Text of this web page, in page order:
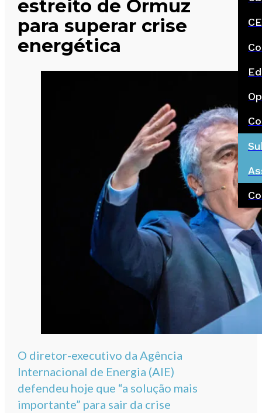
estreito de Ormuz
para superar crise
energética
O diretor-executivo da Agência
Internacional de Energia (AIE)
defendeu hoje que “a solução mais
importante” para sair da crise